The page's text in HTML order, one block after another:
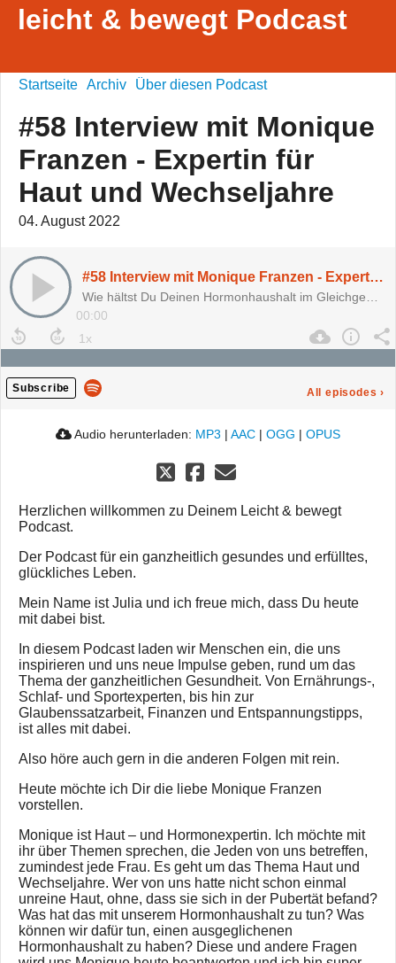
leicht & bewegt Podcast
Startseite Archiv Über diesen Podcast
#58 Interview mit Monique
Franzen - Expertin für
Haut und Wechseljahre
04. August 2022
#58 Interview mit Monique Franzen - Expertin für Haut und Wechseljahre
00:00
Subscribe All episodes ›
Audio herunterladen: MP3 | AAC | OGG | OPUS
Herzlichen willkommen zu Deinem Leicht & bewegt
Podcast.
Der Podcast für ein ganzheitlich gesundes und erfülltes,
glückliches Leben.
Mein Name ist Julia und ich freue mich, dass Du heute
mit dabei bist.
In diesem Podcast laden wir Menschen ein, die uns
inspirieren und uns neue Impulse geben, rund um das
Thema der ganzheitlichen Gesundheit. Von Ernährungs-,
Schlaf- und Sportexperten, bis hin zur
Glaubenssatzarbeit, Finanzen und Entspannungstipps,
ist alles mit dabei.
Also höre auch gern in die anderen Folgen mit rein.
Heute möchte ich Dir die liebe Monique Franzen
vorstellen.
Monique ist Haut – und Hormonexpertin. Ich möchte mit
ihr über Themen sprechen, die Jeden von uns betreffen,
zumindest jede Frau. Es geht um das Thema Haut und
Wechseljahre. Wer von uns hatte nicht schon einmal
unreine Haut, ohne, dass sie sich in der Pubertät befand?
Was hat das mit unserem Hormonhaushalt zu tun? Was
können wir dafür tun, einen ausgeglichenen
Hormonhaushalt zu haben? Diese und andere Fragen